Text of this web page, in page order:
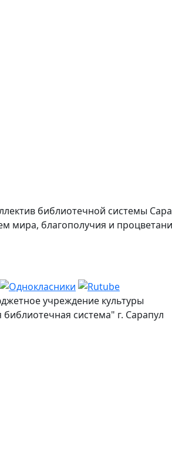
библиотечной системы
мира, благополучия и
учреждение культуры
система" г. Сарапул